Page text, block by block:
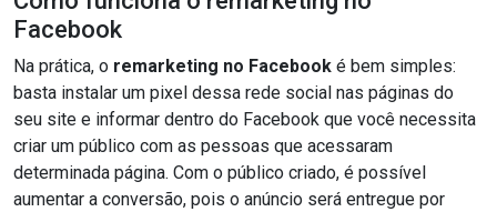
Facebook
Na prática, o remarketing no Facebook é bem simples:
basta instalar um pixel dessa rede social nas páginas do
seu site e informar dentro do Facebook que você necessita
criar um público com as pessoas que acessaram
determinada página. Com o público criado, é possível
aumentar a conversão, pois o anúncio será entregue por